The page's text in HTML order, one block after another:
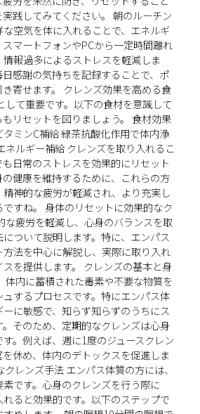
践してみてください。 朝のルーチン
空気を体に入れることで、エネルギ
マートフォンやPCから一定時間離れ
報過多によるストレスを軽減しま
感謝の気持ちを記録することで、ポ
寄せます。 クレンズ効果を高める食
して重要です。以下の食材を意識して
リセットを図りましょう。 食材効果
ミンC補給 緑茶抗酸化作用で体内浄
ルギー補給 クレンズを取り入れるこ
日常のストレスを効果的にリセット
健康を維持するために、これらの方
神的な疲労が軽減され、より充実し
すね。 身体のリセットに効果的なク
な疲労を軽減し、心身のバランスを取
ついて説明します。特に、エンパス
法を中心に解説し、実際に取り入れ
を提供します。 クレンズの基本と身
体内に蓄積された毒素や不要な物質を
するプロセスです。特にエンパス体
に敏感で、知らず知らずのうちにス
そのため、定期的なクレンズは心身
。例えば、週に1度のジュースクレン
休め、体内のデトックスを促進しま
レンズ手法 エンパス体質の方には、
です。心身のクレンズを行う際に
ると効果的です。以下のステップで